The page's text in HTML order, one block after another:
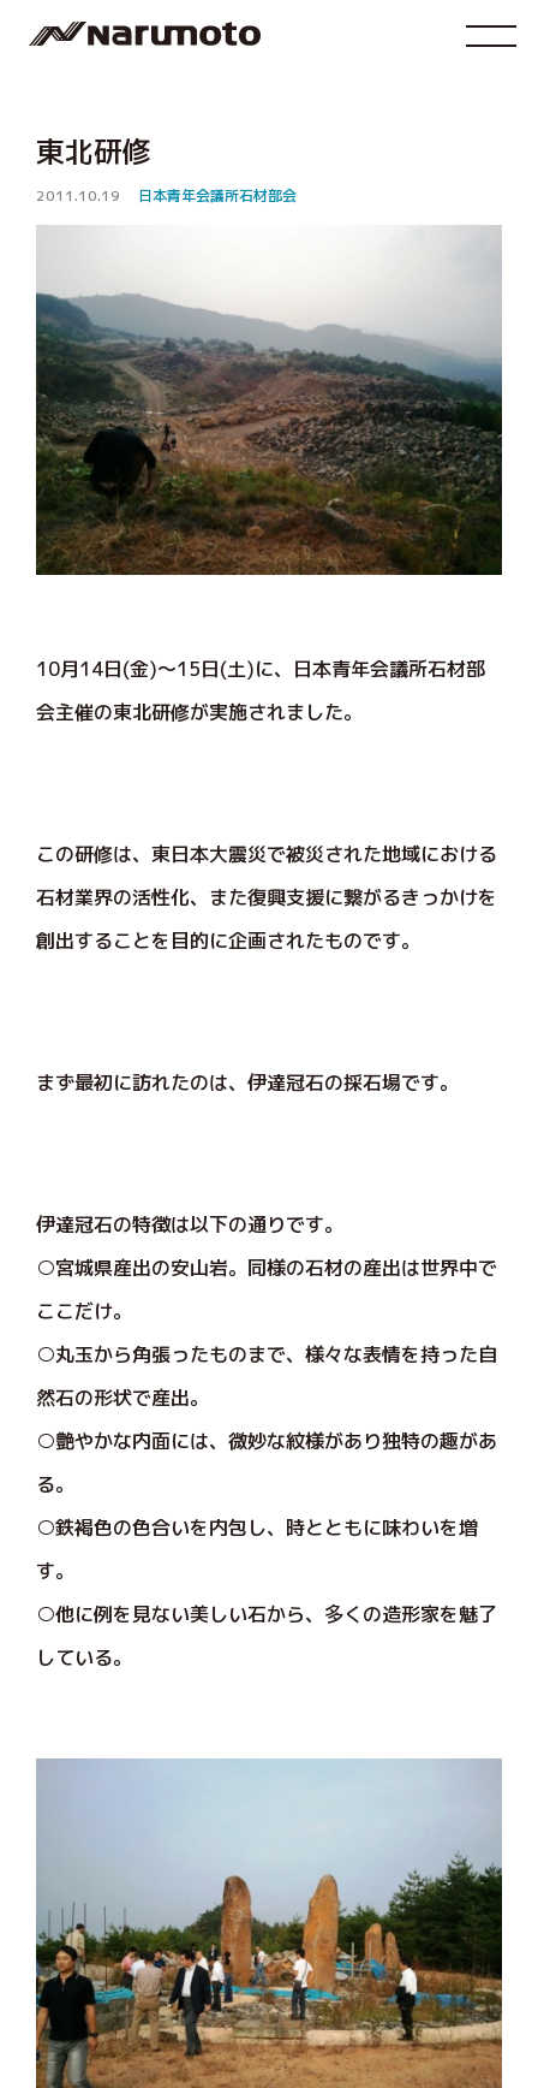
東北研修
2011.10.19 日本青年会議所石材部会
10月14日(金)～15日(土)に、日本青年会議所石材部
会主催の東北研修が実施されました。
この研修は、東日本大震災で被災された地域における
石材業界の活性化、また復興支援に繋がるきっかけを
創出することを目的に企画されたものです。
まず最初に訪れたのは、伊達冠石の採石場です。
伊達冠石の特徴は以下の通りです。
○宮城県産出の安山岩。同様の石材の産出は世界中で
ここだけ。
○丸玉から角張ったものまで、様々な表情を持った自
然石の形状で産出。
○艶やかな内面には、微妙な紋様があり独特の趣があ
る。
○鉄褐色の色合いを内包し、時とともに味わいを増
す。
○他に例を見ない美しい石から、多くの造形家を魅了
している。